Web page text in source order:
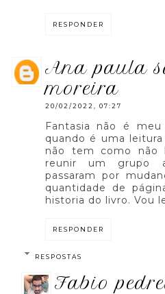
RESPONDER
ana paula santos
moreira
20/02/2022, 07:27
Fantasia não é
quando é uma
não tem como não
reunir um grupo
passaram por
quantidade de
historia do livro. Vou
RESPONDER
RESPOSTAS
fabio